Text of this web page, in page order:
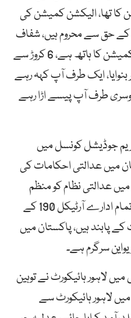
کا تھا، الیکشن کمیشن کی
کے حق سے محروم ہیں، شفاف
الیکشن نہ کرانے میں الیکشن کمیشن کا ہاتھ ہے، 6 کروڑ سے
بنوایا، ایک طرف آپ کہہ رہے
طرف آپ پیسے اڑا رہے
جوڈیشل کونسل میں
میں عدالتی احکامات کی
میں عدالتی نظام کو منظم
طریقے سے ختم کیا جارہا ہے، تمام ادارے آرٹیکل 190 کے
پابند ہیں، پاکستان میں
سرگرم ہے۔
لاہور ہائیکورٹ نے توہین
لاہور ہائیکورٹ سے